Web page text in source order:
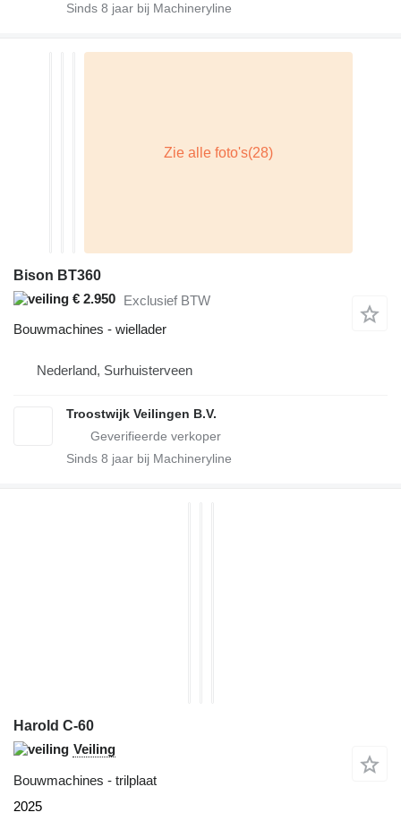
Sinds 8 jaar bij Machineryline
Bison BT360
€ 2.950 Exclusief BTW
Bouwmachines - wiellader
Nederland, Surhuisterveen
Troostwijk Veilingen B.V.
Sinds 8 jaar bij Machineryline
Harold C-60
Veiling
Bouwmachines - trilplaat
2025